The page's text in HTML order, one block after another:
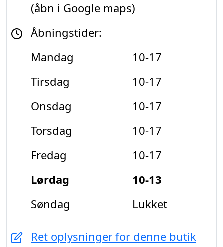
(åbn i Google maps)
Åbningstider:
Mandag
10-17
Tirsdag
10-17
Onsdag
10-17
Torsdag
10-17
Fredag
10-17
Lørdag
10-13
Søndag
Lukket
Ret oplysninger for denne butik